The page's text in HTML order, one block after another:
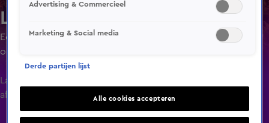
Lang Leve de Liefde
Een liefdesexperiment waarin singles ruim de tijd krijgen
om elkaar goed te leren kennen door minimaal 24 uur of
maximaal 4 dagen met elkaar door te brengen.
Laatste
aflevering
Advertising & Commercieel
Marketing & Social media
Derde partijen lijst
Alle cookies accepteren